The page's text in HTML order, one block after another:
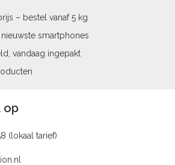
– bestel vanaf 5 kg
smartphones
vandaag ingepakt
op
(lokaal tarief)